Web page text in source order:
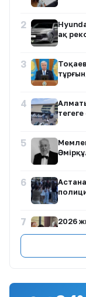
2
ақ
3
4
5
6
7
2026